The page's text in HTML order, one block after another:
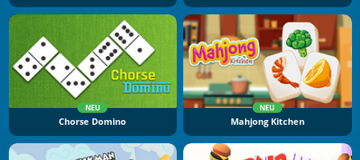
NEU
Chorse Domino
NEU
Mahjong Kitchen